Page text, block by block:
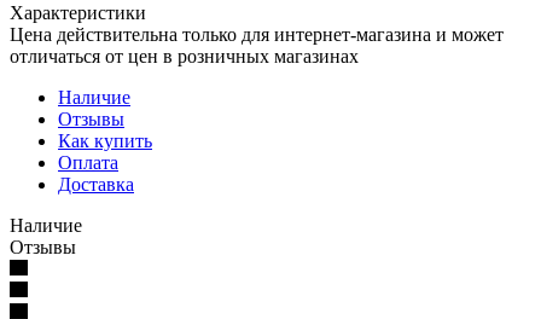
Характеристики
Цена действительна только для интернет-магазина и может
отличаться от цен в розничных магазинах
Наличие
Отзывы
Как купить
Оплата
Доставка
Наличие
Отзывы